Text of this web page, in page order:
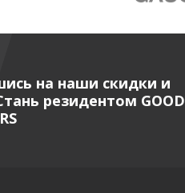
на наши скидки и
резидентом GOOD